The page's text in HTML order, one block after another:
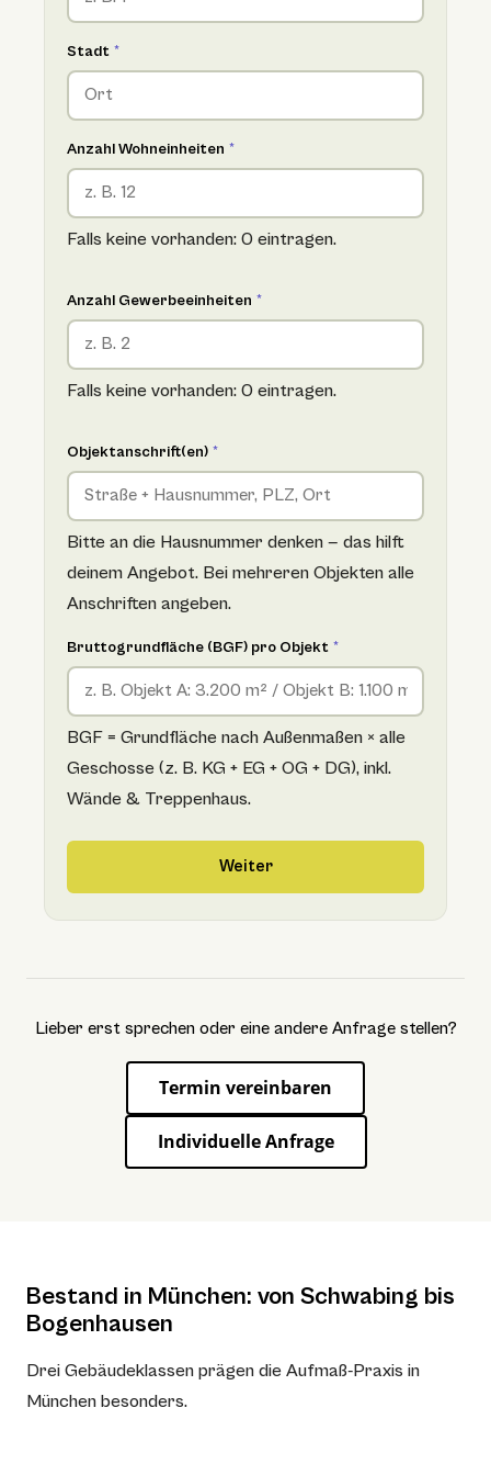
Stadt *
Anzahl Wohneinheiten *
Falls keine vorhanden: 0 eintragen.
Anzahl Gewerbeeinheiten *
Falls keine vorhanden: 0 eintragen.
Objektanschrift(en) *
Bitte an die Hausnummer denken — das hilft
deinem Angebot. Bei mehreren Objekten alle
Anschriften angeben.
Bruttogrundfläche (BGF) pro Objekt *
BGF = Grundfläche nach Außenmaßen × alle
Geschosse (z. B. KG + EG + OG + DG), inkl.
Wände & Treppenhaus.
Weiter
Lieber erst sprechen oder eine andere Anfrage stellen?
Termin vereinbaren
Individuelle Anfrage
Bestand in München: von Schwabing bis
Bogenhausen
Drei Gebäudeklassen prägen die Aufmaß-Praxis in
München besonders.